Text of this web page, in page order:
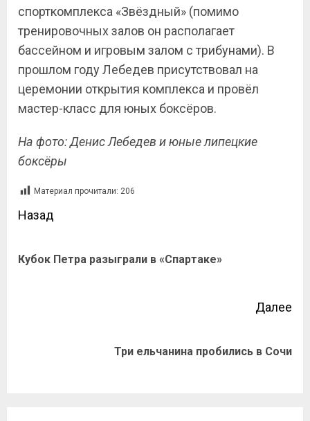
спорткомплекса «Звёздный» (помимо
тренировочных залов он располагает
бассейном и игровым залом с трибунами). В
прошлом году Лебедев присутствовал на
церемонии открытия комплекса и провёл
мастер-класс для юных боксёров.
На фото: Денис Лебедев и юные липецкие
боксёры
Материал прочитали: 206
Назад
Кубок Петра разыграли в «Спартаке»
Далее
Три ельчанина пробились в Сочи